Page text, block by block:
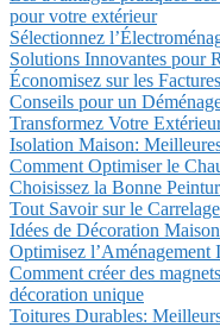
pour votre extérieur
Sélectionnez
Solutions Innovantes pour
Économisez sur les
Conseils pour un
Transformez Votre
Isolation Maison:
Comment Optimiser le
Choisissez la Bonne
Tout Savoir sur le
Idées de Décoration
Optimisez l’Aménagement
Comment créer des
décoration unique
Toitures Durables: